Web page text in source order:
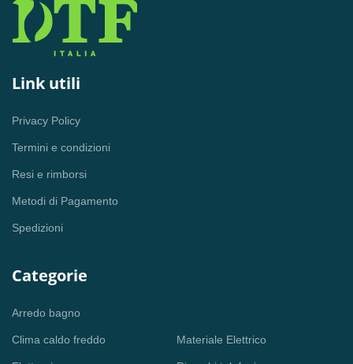
Link utili
Privacy Policy
Termini e condizioni
Resi e rimborsi
Metodi di Pagamento
Spedizioni
Categorie
Arredo bagno
Clima caldo freddo Materiale Elettrico